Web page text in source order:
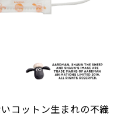
コットン生まれの不織